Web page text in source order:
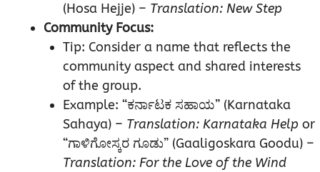
(Hosa Hejje) – Translation: New Step
Community Focus:
Tip: Consider a name that reflects the
community aspect and shared interests
of the group.
Example: “ಕರ್ನಾಟಕ ಸಹಾಯ” (Karnataka
Sahaya) – Translation: Karnataka Help or
“ಗಾಳಿಗೋಸ್ಕರ ಗೂಡು” (Gaaligoskara Goodu) –
Translation: For the Love of the Wind